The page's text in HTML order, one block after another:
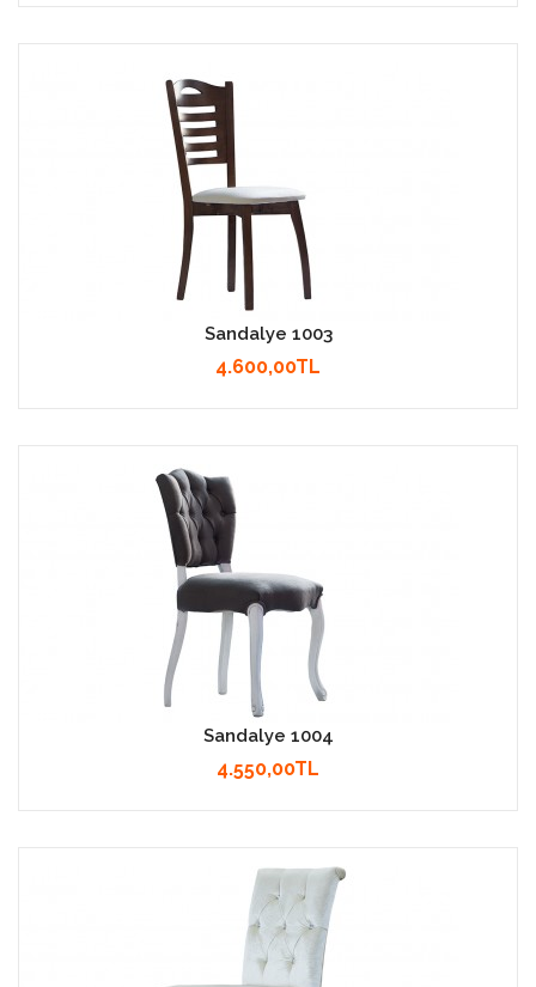
Sandalye 1003
4.600,00TL
Sandalye 1004
4.550,00TL